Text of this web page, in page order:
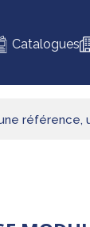
Catalogues